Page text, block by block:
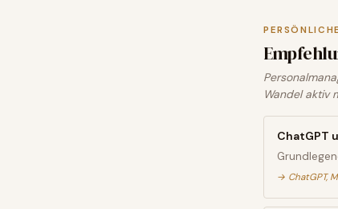
Wandel aktiv
ChatGPT
→ ChatGPT,